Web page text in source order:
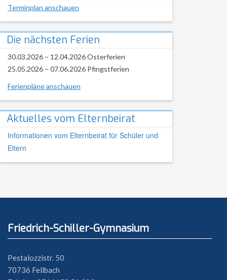
Terminplan anschauen
Die nächsten Ferien
30.03.2026 – 12.04.2026 Osterferien
25.05.2026 – 07.06.2026 Pfingstferien
Ferienpläne anschauen
Aktuelles vom Elternbeirat
Informationen vom Elternbeirat für Schüler und
Eltern
Friedrich-Schiller-Gymnasium
Pestalozzistr. 50
70736 Fellbach